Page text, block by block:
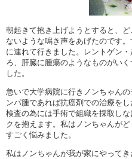
朝起きて抱き上げようとすると、
ないような鳴き声をあげたのです
に連れて行きました。レントゲン
ろ、肝臓に腫瘍のようなものがい
した。
急いで大学病院に行きノンちゃん
ンパ腫であれば抗癌剤での治療を
検査の為には手術で組織を採取し
クを抱えます。私はノンちゃんが
すごく悩みました。
私はノンちゃんが我が家にやって